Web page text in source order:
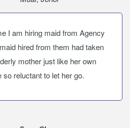
I am hiring maid from Agency
hired from them had taken
mother just like her own
so reluctant to let her go.